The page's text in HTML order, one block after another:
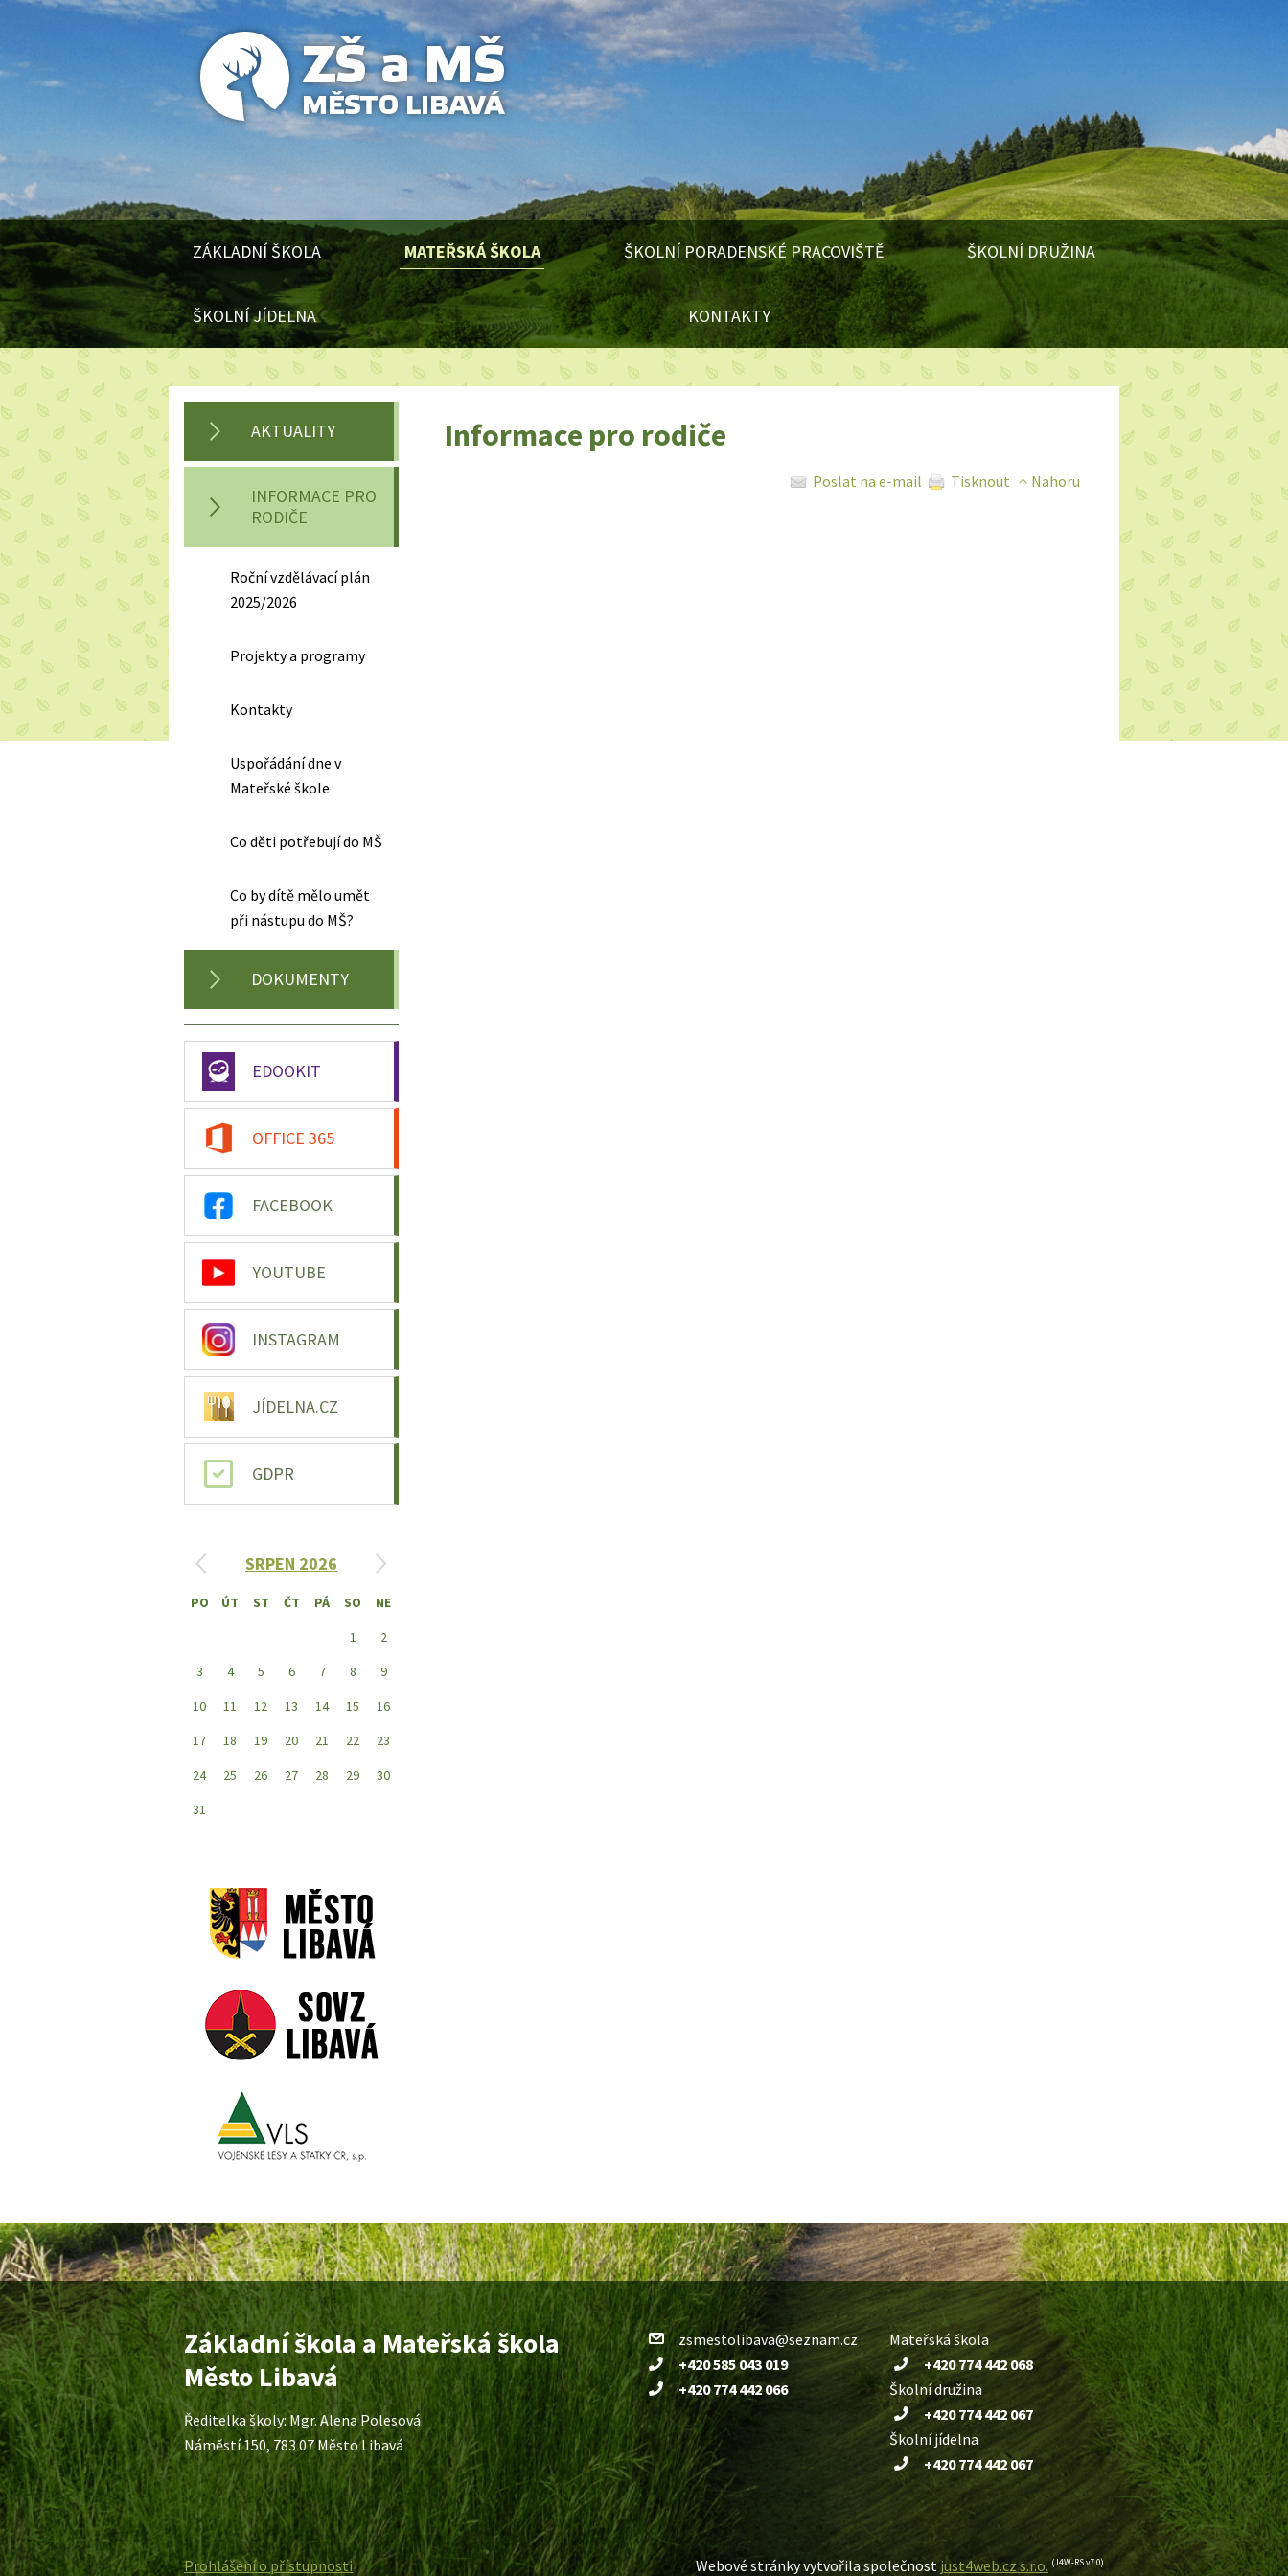
ZÁKLADNÍ ŠKOLA MATEŘSKÁ ŠKOLA ŠKOLNÍ PORADENSKÉ PRACOVIŠTĚ ŠKOLNÍ DRUŽINA
ŠKOLNÍ JÍDELNA KONTAKTY
Informace pro rodiče
Poslat na e-mail Tisknout ↑ Nahoru
AKTUALITY
INFORMACE PRO
RODIČE
Roční vzdělávací plán
2025/2026
Projekty a programy
Kontakty
Uspořádání dne v
Mateřské škole
Co děti potřebují do MŠ
Co by dítě mělo umět
při nástupu do MŠ?
DOKUMENTY
EDOOKIT
OFFICE 365
FACEBOOK
YOUTUBE
INSTAGRAM
JÍDELNA.CZ
GDPR
SRPEN 2026
PO ÚT ST ČT PÁ SO
NE
1
2
3
4 5 6 7 8
9
10
11 12 13 14 15
16
17
18 19 20 21 22
23
24
25 26 27 28 29
30
31
Základní škola a Mateřská škola
Město Libavá
Ředitelka školy: Mgr. Alena Polesová
Náměstí 150, 783 07 Město Libavá
zsmestolibava@seznam.cz
+420 585 043 019
+420 774 442 066
Mateřská škola
+420 774 442 068
Školní družina
+420 774 442 067
Školní jídelna
+420 774 442 067
Prohlášení o přístupnosti Webové stránky vytvořila společnost just4web.cz s.r.o. (J4W-RS v7.0)